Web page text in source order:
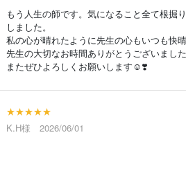
もう人生の師です。気になること全て根掘
しました。
私の心が晴れたように先生の心もいつも快
先生の大切なお時間ありがとうございました
またぜひよろしくお願いします☺️❣️
★★★★★
K.H様 2026/06/01